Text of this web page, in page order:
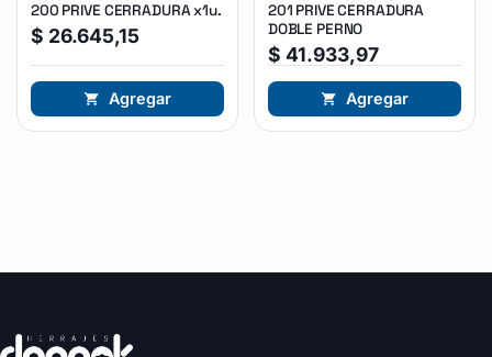
200 PRIVE CERRADURA x1u.
$ 26.645,15
Agregar
201 PRIVE CERRADURA
DOBLE PERNO
$ 41.933,97
Agregar